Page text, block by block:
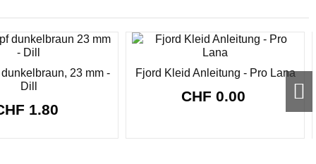
23 mm -
Dill
1.80
Fjord Kleid Anleitung - Pro Lana
CHF 0.00